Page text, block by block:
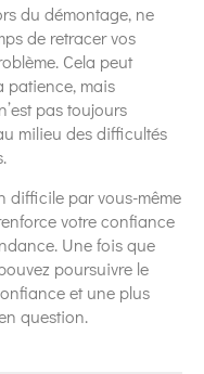
du démontage, ne
de retracer vos
Cela peut
patience, mais
pas toujours
milieu des difficultés
difficile par vous-même
votre confiance
Une fois que
poursuivre le
et une plus
question.